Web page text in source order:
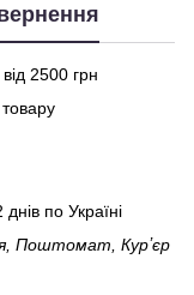
2500 грн
по Україні
Поштомат, Курʼєр